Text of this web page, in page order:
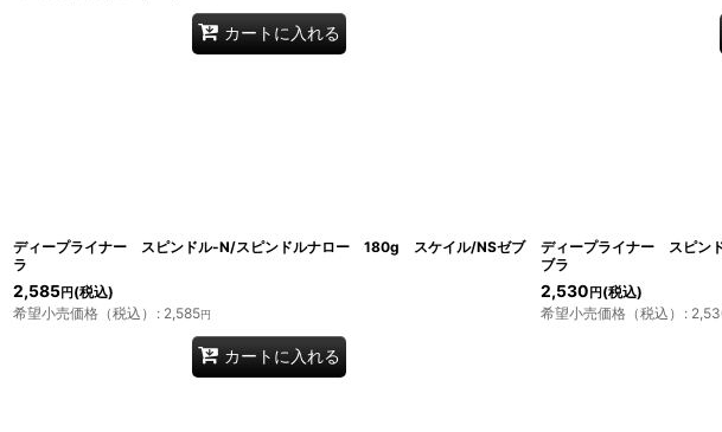
カートに入れる
ディープライナー スピンドル-N/スピンドルナロー 180g スケイル/NSゼブ
ラ
2,585円 (税込)
希望小売価格（税込） : 2,585円
カートに入れる
ディープライナー スピン
ブラ
2,530 円(税込)
希望小売価格（税込） :